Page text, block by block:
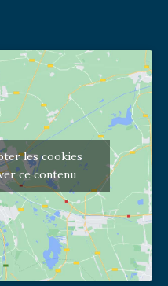
les cookies
ce contenu